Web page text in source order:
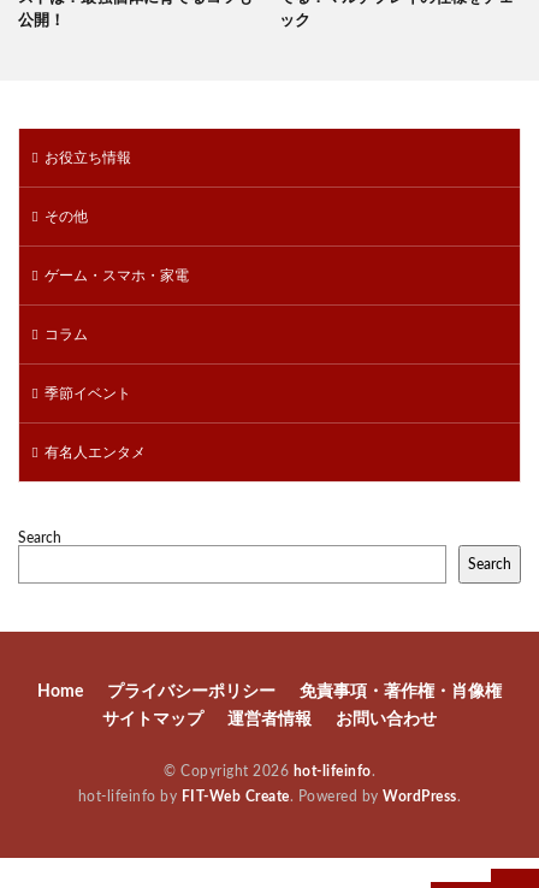
公開！
ック
お役立ち情報
その他
ゲーム・スマホ・家電
コラム
季節イベント
有名人エンタメ
Search
Search
Home プライバシーポリシー
免責事項・著作権・肖像権
サイトマップ
運営者情報 お問い合わせ
© Copyright 2026 hot-lifeinfo.
hot-lifeinfo by FIT-Web Create. Powered byWordPress.